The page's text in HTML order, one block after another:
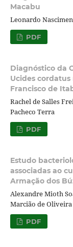
Macabu
Leonardo
PDF
Diagnóstico da
Ucides
Francisco de
Rachel de Salles
Pacheco Terra
PDF
Estudo
associadas ao
Armação dos
Alexandre Mioth
Marcião de Oliveira
PDF